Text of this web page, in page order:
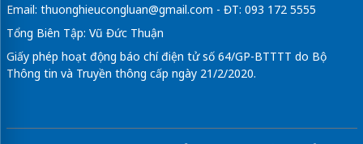
Email: thuonghieucongluan@gmail.com - ĐT: 093 172 5555
Tổng Biên Tập: Vũ Đức Thuận
Giấy phép hoạt động báo chí điện tử số 64/GP-BTTTT do Bộ
Thông tin và Truyền thông cấp ngày 21/2/2020.